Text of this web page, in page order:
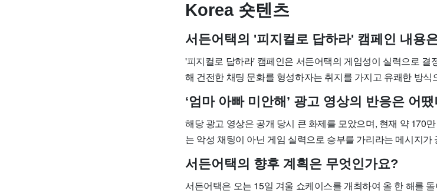
Korea 숏텐츠
서든어택의 '피지컬로 답하라' 캠페인 내용
'피지컬로 답하라' 캠페인은 서든어택의 게임성이 실력으로 결
해 건전한 채팅 문화를 형성하자는 취지를 가지고 유쾌한 방식
‘엄마 아빠 미안해’ 광고 영상의 반응은 어
해당 광고 영상은 공개 당시 큰 화제를 모았으며, 현재 약 170
는 악성 채팅이 아닌 게임 실력으로 승부를 가리라는 메시지
서든어택의 향후 계획은 무엇인가요?
서든어택은 오는 15일 겨울 쇼케이스를 개최하여 올 한 해를